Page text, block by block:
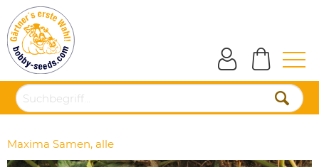
Maxima Samen, alle